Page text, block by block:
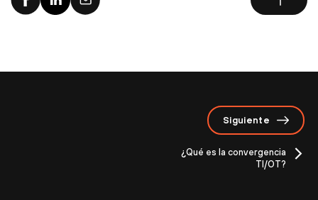
Siguiente
¿Qué es la convergencia
TI/OT?